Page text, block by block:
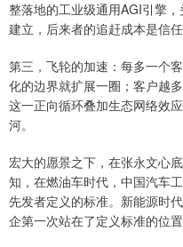
整落地的工业级通用AGI引擎
建立，后来者的追赶成本是信
第三，飞轮的加速：每多一个
化的边界就扩展一圈；客户越
这一正向循环叠加生态网络效
河。
宏大的愿景之下，在张永文心
知，在燃油车时代，中国汽车
先发者定义的标准。新能源时
企第一次站在了定义标准的位置